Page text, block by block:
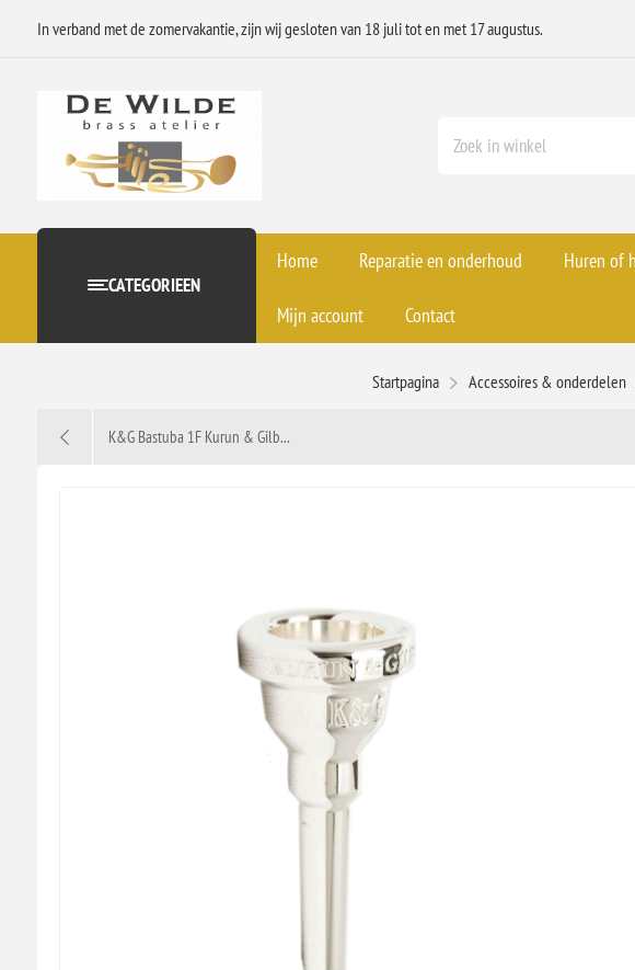
In verband met de zomervakantie, zijn wij gesloten van 18 juli tot en met 17 augustus.
CATEGORIEEN
Home Reparatie en onderhoud Huren of
Mijn account Contact
Startpagina Accessoires & onderdelen
K&G Bastuba 1F Kurun & Gilb...